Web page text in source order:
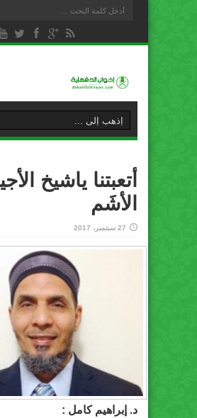
أتعبتنا ياشيخ
الأشَم
27 سبتمبر، 2017
د. إبراهيم كامل :